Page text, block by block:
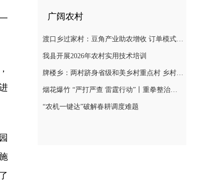
广阔农村
渡口乡过家村：豆角产业助农增收 订单模式铺就致富路
我县开展2026年农村实用技术培训
牌楼乡：两村跻身省级和美乡村重点村 乡村振兴迎来“加速跑”
烟花爆竹 “严打严查 雷霆行动”丨重拳整治非法储存烟花爆竹 筑牢辖区安全防线
“农机一键达”破解春耕调度难题